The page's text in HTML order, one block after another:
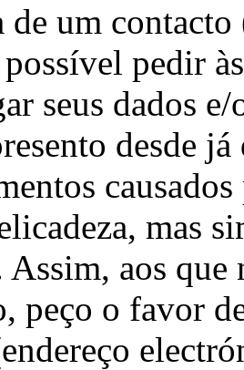
de um
pedir
seus dados
desde
mas
Assim, aos
peço o favor